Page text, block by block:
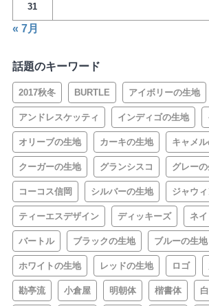
31
« 7月
話題のキーワード
2017秋冬 BURTLE アイボリーの生地
アンドレスケッティ インディゴの生地
オリーブの生地 カーキの生地 キャメ
クーガーの生地 グランシスコ グレー
コーコス信岡 シルバーの生地 ジャウ
ティーエスデザイン ディッキーズ ネ
バートル ブラックの生地 ブルーの生地
ホワイトの生地 レッドの生地 ロゴ
勘亭流 小倉屋 明朝体 楷書体